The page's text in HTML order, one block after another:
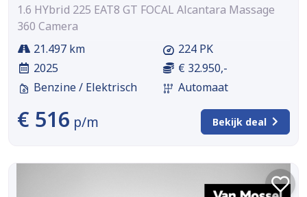
1.6 HYbrid 225 EAT8 GT FOCAL Alcantara Massage
360 Camera
21.497 km
2025
Benzine / Elektrisch
224 PK
€ 32.950,-
Automaat
€ 516 p/m Bekijk deal